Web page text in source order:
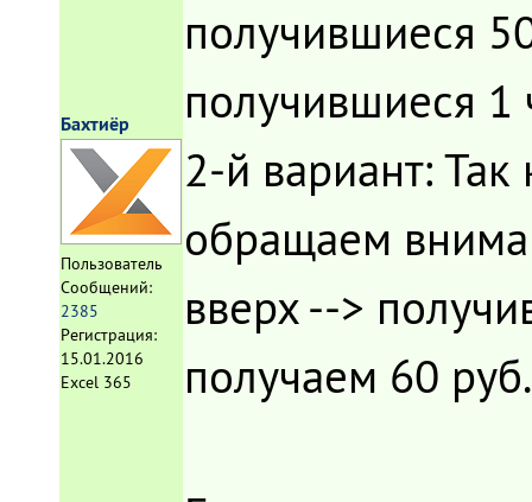
Бахтиёр
Пользователь
Сообщений:
2385
Регистрация:
15.01.2016
Excel 365
получившиеся
получившиеся
2-й вариант:
обращаем
вверх -->
получаем 60 руб.